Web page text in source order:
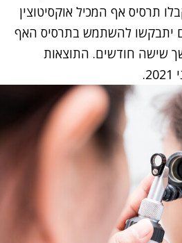
תרסיס אף המכיל אוקסיטוצין
יתבקשו להשתמש בתרסיס האף
שישה חודשים. התוצאות